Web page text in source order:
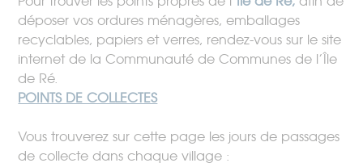
déposer vos ordures ménagères, emballages
recyclables, papiers et verres, rendez-vous sur le site
internet de la Communauté de Communes de l’Île
de Ré.
POINTS DE COLLECTES
Vous trouverez sur cette page les jours de passages
de collecte dans chaque village :